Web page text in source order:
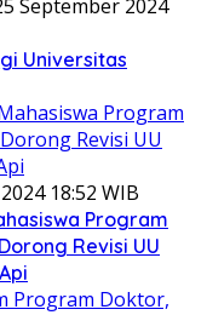
September 2024
Universitas
18:52 WIB
Program
Revisi UU